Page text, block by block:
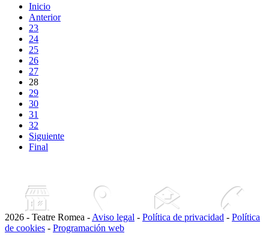
Inicio
Anterior
23
24
25
26
27
28
29
30
31
32
Siguiente
Final
2026 - Teatre Romea - Aviso legal - Política de privacidad - Política
de cookies - Programación web